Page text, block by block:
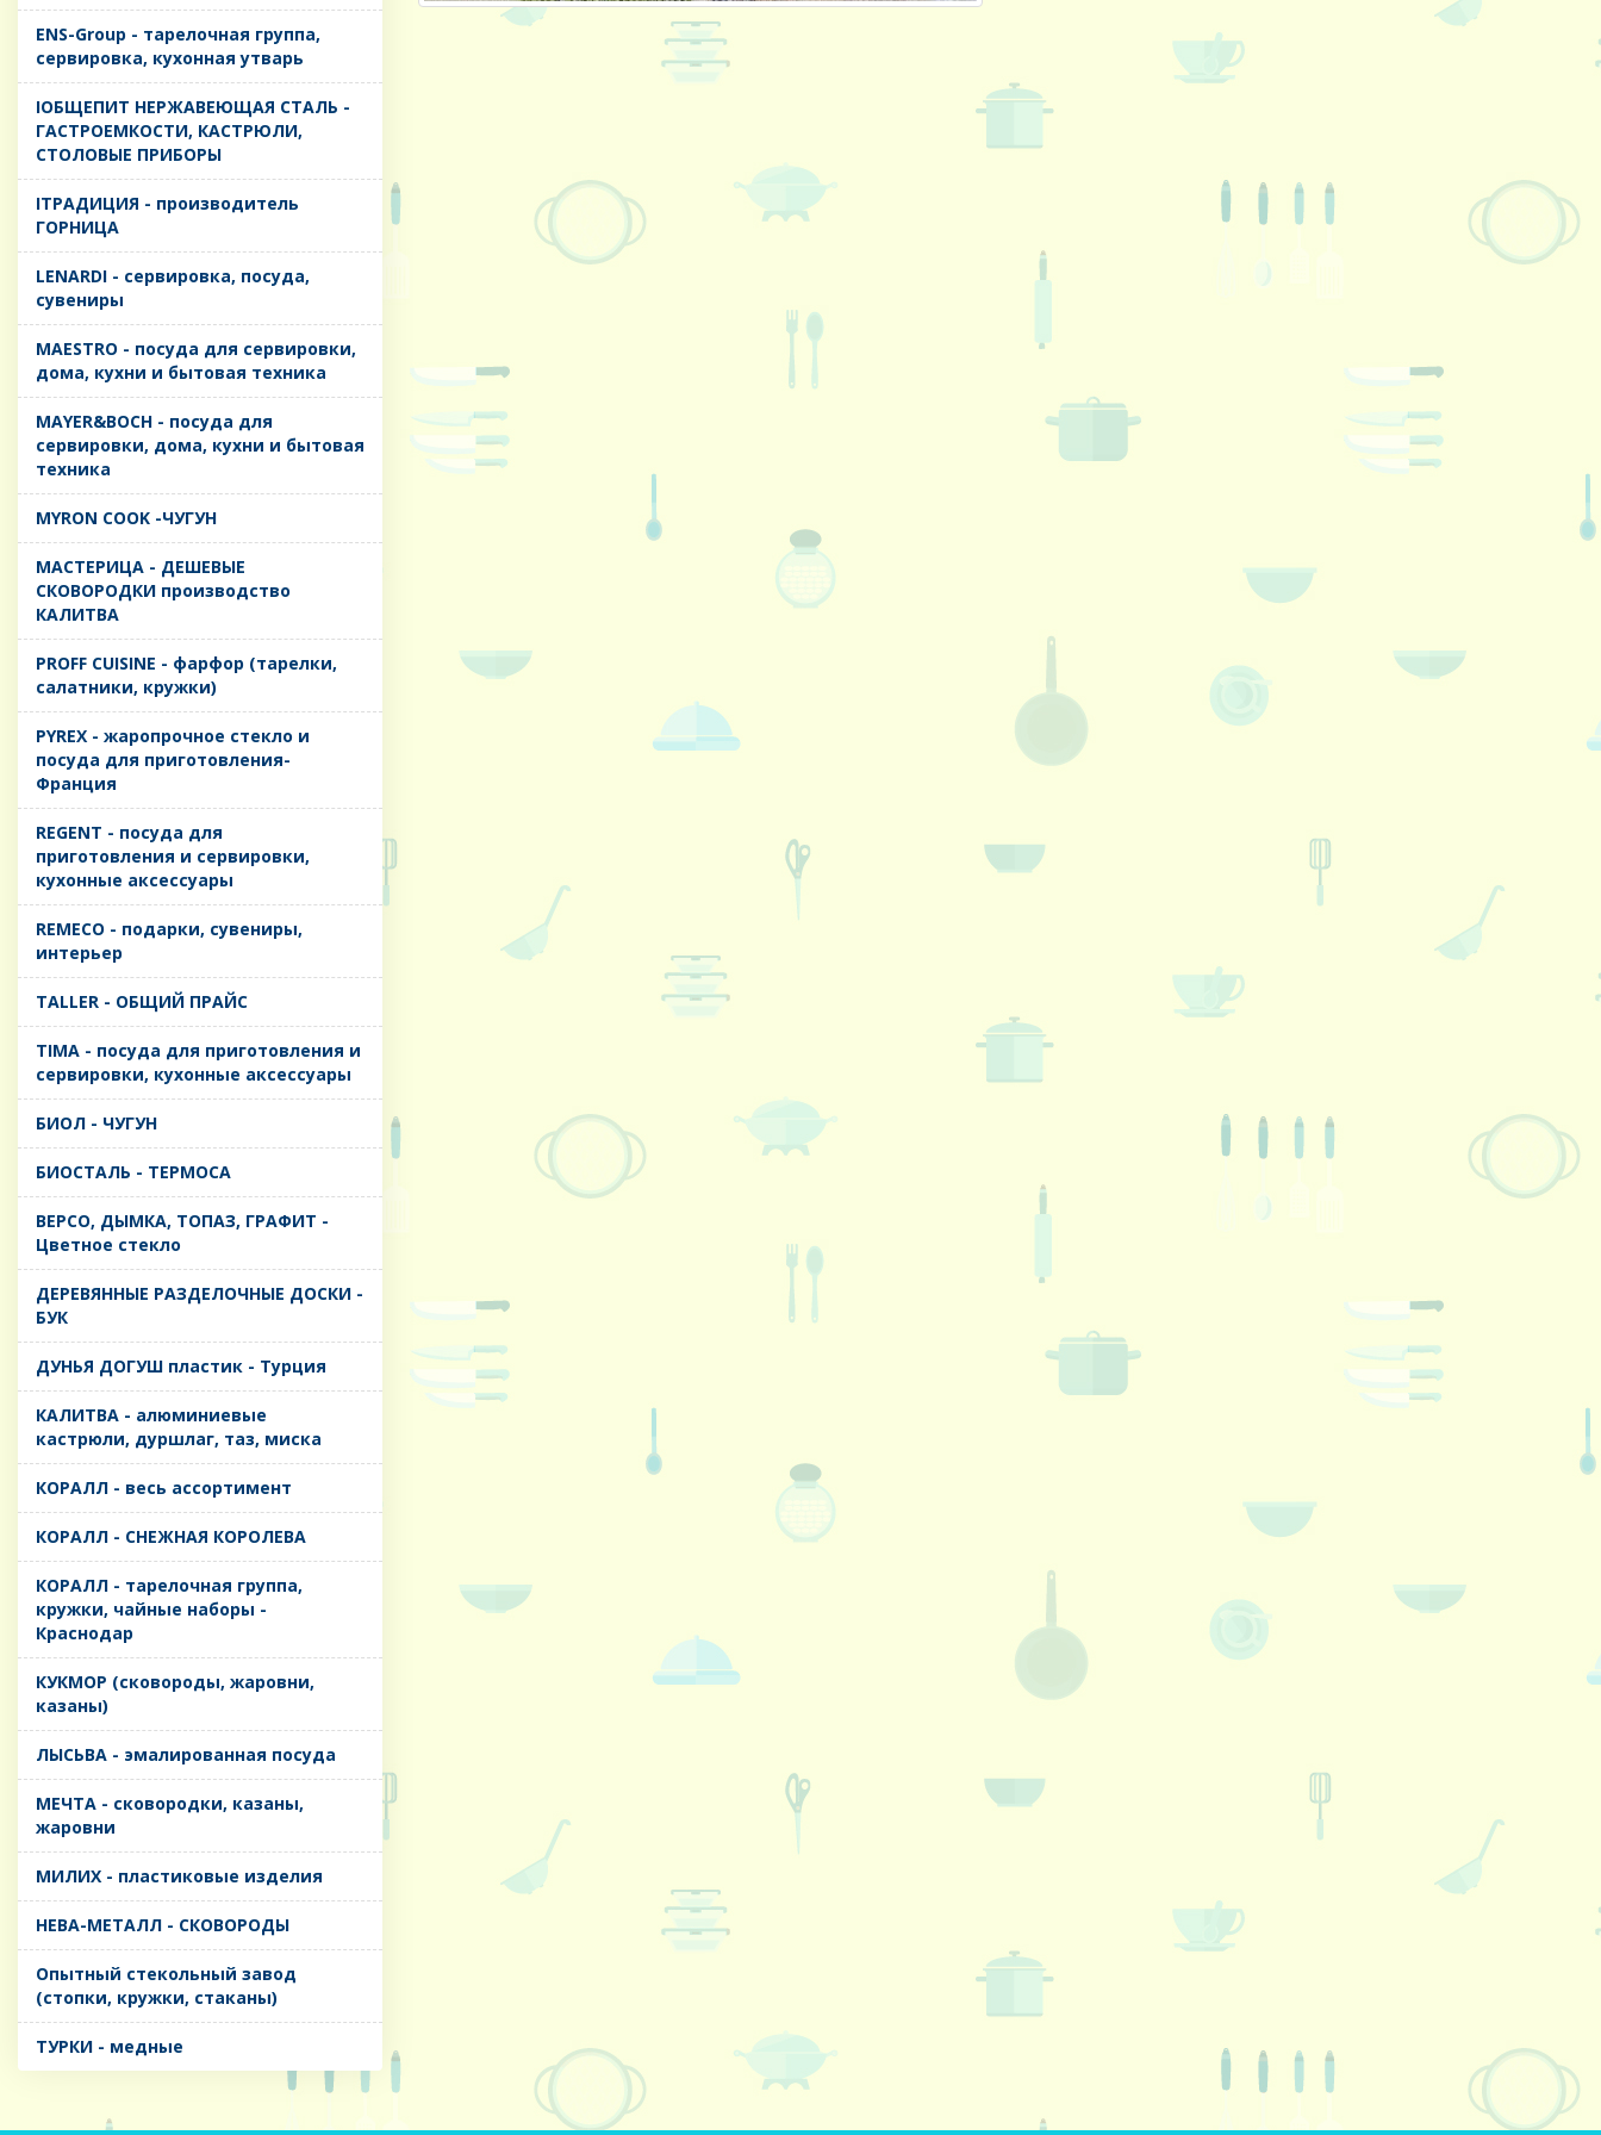
ENS-Group - тарелочная группа,
сервировка, кухонная утварь
IОБЩЕПИТ НЕРЖАВЕЮЩАЯ СТАЛЬ -
ГАСТРОЕМКОСТИ, КАСТРЮЛИ,
СТОЛОВЫЕ ПРИБОРЫ
IТРАДИЦИЯ - производитель
ГОРНИЦА
LENARDI - сервировка, посуда,
сувениры
MAESTRO - посуда для сервировки,
дома, кухни и бытовая техника
MAYER&BOCH - посуда для
сервировки, дома, кухни и бытовая
техника
MYRON COOK -ЧУГУН
MАСТЕРИЦА - ДЕШЕВЫЕ
СКОВОРОДКИ производство
КАЛИТВА
PROFF CUISINE - фарфор (тарелки,
салатники, кружки)
PYREX - жаропрочное стекло и
посуда для приготовления-
Франция
REGENT - посуда для
приготовления и сервировки,
кухонные аксессуары
REMECO - подарки, сувениры,
интерьер
TALLER - ОБЩИЙ ПРАЙС
TIMA - посуда для приготовления и
сервировки, кухонные аксессуары
БИОЛ - ЧУГУН
БИОСТАЛЬ - ТЕРМОСА
ВЕРСО, ДЫМКА, ТОПАЗ, ГРАФИТ -
Цветное стекло
ДЕРЕВЯННЫЕ РАЗДЕЛОЧНЫЕ ДОСКИ -
БУК
ДУНЬЯ ДОГУШ пластик - Турция
КАЛИТВА - алюминиевые
кастрюли, дуршлаг, таз, миска
КОРАЛЛ - весь ассортимент
КОРАЛЛ - СНЕЖНАЯ КОРОЛЕВА
КОРАЛЛ - тарелочная группа,
кружки, чайные наборы -
Краснодар
КУКМОР (сковороды, жаровни,
казаны)
ЛЫСЬВА - эмалированная посуда
МЕЧТА - сковородки, казаны,
жаровни
МИЛИХ - пластиковые изделия
НЕВА-МЕТАЛЛ - СКОВОРОДЫ
Опытный стекольный завод
(стопки, кружки, стаканы)
ТУРКИ - медные